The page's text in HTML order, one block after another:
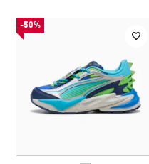
-50%